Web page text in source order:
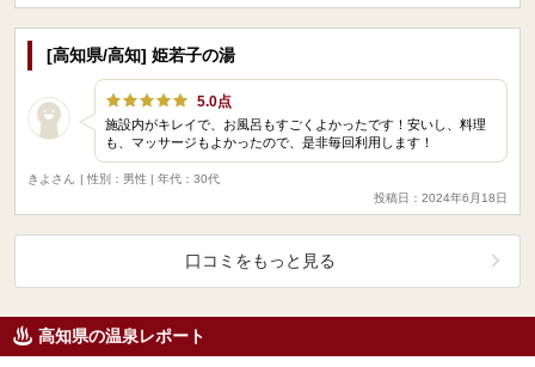
[高知県/高知] 姫若子の湯
5.0点
施設内がキレイで、お風呂もすごくよかったです！安いし、料理
も、マッサージもよかったので、是非毎回利用します！
きよさん
| 性別：男性 | 年代：30代
投稿日：2024年6月18日
口コミをもっと見る
高知県の温泉レポート